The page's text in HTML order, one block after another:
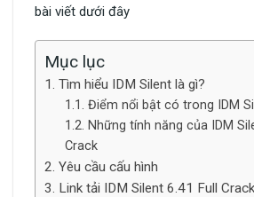
bài viết dưới đây
Mục lục
Tìm hiểu IDM Silent là gì?
Điểm nổi bật có trong IDM
Những tính năng của IDM
Crack
Yêu cầu cấu hình
Link tải IDM Silent 6.41 Full